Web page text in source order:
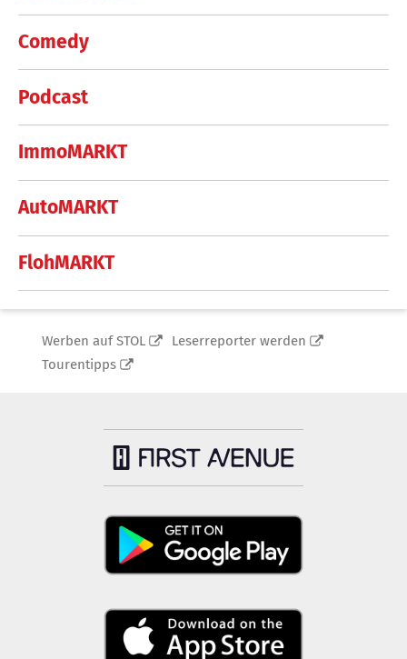
Comedy
Podcast
ImmoMARKT
AutoMARKT
FlohMARKT
Werben auf STOL
Leserreporter werden
Tourentipps